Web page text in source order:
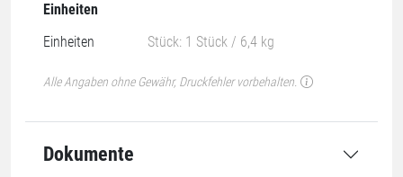
Einheiten
Einheiten
Stück: 1 Stück / 6,4 kg
Alle Angaben ohne Gewähr, Druckfehler vorbehalten.
Dokumente